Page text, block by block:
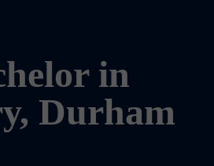
in
Durham